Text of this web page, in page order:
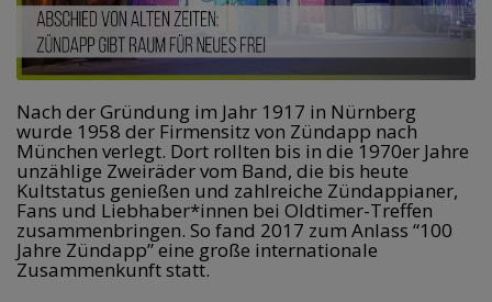
Nach der Gründung im Jahr 1917 in Nürnberg
wurde 1958 der Firmensitz von Zündapp nach
München verlegt. Dort rollten bis in die 1970er Jahre
unzählige Zweiräder vom Band, die bis heute
Kultstatus genießen und zahlreiche Zündappianer,
Fans und Liebhaber*innen bei Oldtimer-Treffen
zusammenbringen. So fand 2017 zum Anlass “100
Jahre Zündapp” eine große internationale
Zusammenkunft statt.